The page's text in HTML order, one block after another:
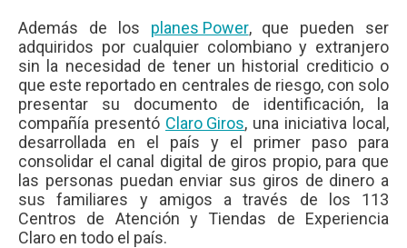
Además de los planes Power, que pueden ser
adquiridos por cualquier colombiano y extranjero
sin la necesidad de tener un historial crediticio o
que este reportado en centrales de riesgo, con solo
presentar su documento de identificación, la
compañía presentó Claro Giros, una iniciativa local,
desarrollada en el país y el primer paso para
consolidar el canal digital de giros propio, para que
las personas puedan enviar sus giros de dinero a
sus familiares y amigos a través de los 113
Centros de Atención y Tiendas de Experiencia
Claro en todo el país.